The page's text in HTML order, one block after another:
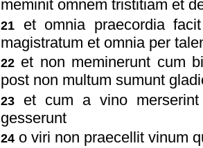
meminit omnem tristitiam et
21
et omnia praecordia
magistratum et omnia per
22 et non meminerunt cum
post non multum sumunt
23
et cum a vino merserint
gesserunt
24 o viri non praecellit vinum